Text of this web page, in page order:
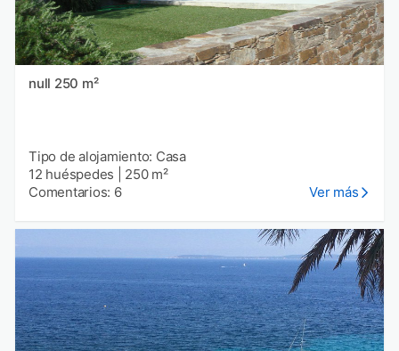
null 250 m²
Tipo de alojamiento: Casa
12 huéspedes
250 m²
Comentarios: 6
Ver más